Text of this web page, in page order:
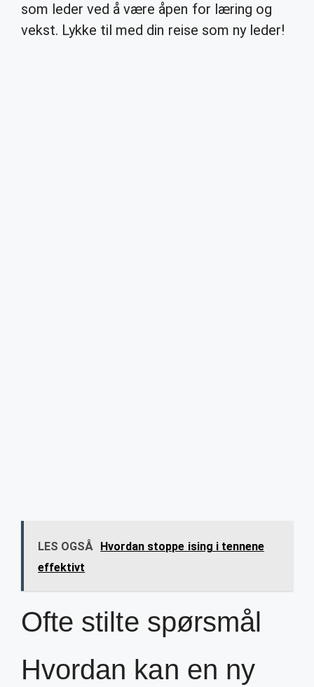
som leder ved å være åpen for læring og
vekst. Lykke til med din reise som ny leder!
LES OGSÅ Hvordan stoppe ising i tennene
effektivt
Ofte stilte spørsmål
Hvordan kan en ny